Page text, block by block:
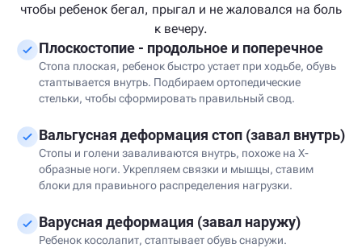
чтобы ребенок бегал, прыгал и не жаловался на боль
к вечеру.
Плоскостопие - продольное и поперечное
Стопа плоская, ребенок быстро устает при ходьбе, обувь
стаптывается внутрь. Подбираем ортопедические
стельки, чтобы сформировать правильный свод.
Вальгусная деформация стоп (завал внутрь)
Стопы и голени заваливаются внутрь, похоже на Х-
образные ноги. Укрепляем связки и мышцы, ставим
блоки для правиьного распределения нагрузки.
Варусная деформация (завал наружу)
Ребенок косолапит, стаптывает обувь снаружи.